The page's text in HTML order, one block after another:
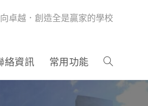
卓越．創造全是贏家的學校
絡資訊 常用功能